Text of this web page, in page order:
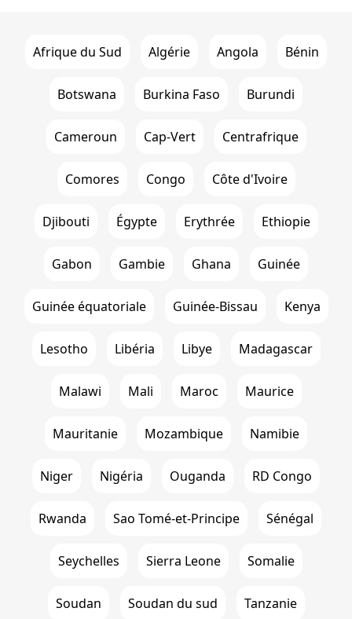
Afrique du Sud Algérie Angola Bénin
Botswana Burkina Faso Burundi
Cameroun Cap-Vert Centrafrique
Comores Congo Côte d'Ivoire
Djibouti Égypte Erythrée Ethiopie
Gabon Gambie Ghana Guinée
Guinée équatoriale Guinée-Bissau Kenya
Lesotho Libéria Libye Madagascar
Malawi Mali Maroc Maurice
Mauritanie Mozambique Namibie
Niger Nigéria Ouganda RD Congo
Rwanda Sao Tomé-et-Principe Sénégal
Seychelles Sierra Leone Somalie
Soudan Soudan du sud Tanzanie